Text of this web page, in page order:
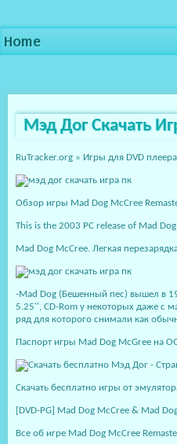
Home
Мэд Дог Скачать
RuTracker.org » Игры для DVD
Обзор игры Mad Dog McCree
This is the 2003 PC release of Mad
Mad Dog McCree. Легкая
-Mad Dog (Бешенный пес) вышел в
5.25'', CD-Rom у некоторых даже с
ряд для которого снимали как
Паспорт игры Mad Dog McGree на
Скачать бесплатно игры от
[DVD-PG] Mad Dog McCree & Mad
Все об игре Mad Dog McCree